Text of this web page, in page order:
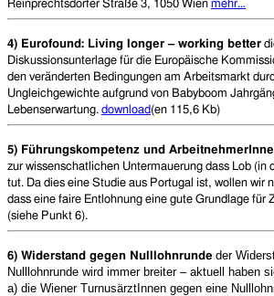
Reinprechtsdorfer Straße 3, 1050 Wien mehr…
4) Eurofound: Living longer – working better
Diskussionsunterlage für die Europäische
den veränderten Bedingungen am Arbeitsmarkt
Ungleichgewichte aufgrund von Babyboom
Lebenserwartung. download(en 115,6 Kb)
5) Führungskompetenz und
zur wissenschatlichen Untermauerung dass Lob (in
tut. Da dies eine Studie aus Portugal ist, wollen wir
dass eine faire Entlohnung eine gute Grundlage für
(siehe Punkt 6).
6) Widerstand gegen Nulllohnrunde der
Nulllohnrunde wird immer breiter – aktuell haben
a) die Wiener TurnusärztInnen gegen eine